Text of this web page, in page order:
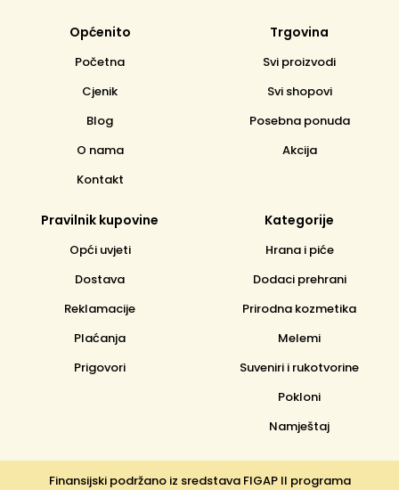
Općenito
Početna
Cjenik
Blog
O nama
Kontakt
Trgovina
Svi proizvodi
Svi shopovi
Posebna ponuda
Akcija
Pravilnik kupovine
Opći uvjeti
Dostava
Reklamacije
Plaćanja
Prigovori
Kategorije
Hrana i piće
Dodaci prehrani
Prirodna kozmetika
Melemi
Suveniri i rukotvorine
Pokloni
Namještaj
Finansijski podržano iz sredstava FIGAP II programa